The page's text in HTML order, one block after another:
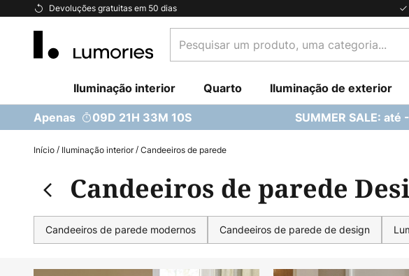
Devoluções gratuitas em 50 dias
Ir
Conteúdo
um
uma
categoria...
Iluminação interior Quarto Iluminação de exterior
Apenas 09D 21H 33M 08S SUMMER SALE: até
Início Iluminação interior Candeeiros de parede
Candeeiros de parede
Candeeiros de parede modernos Candeeiros de parede de design